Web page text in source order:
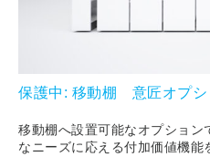
保護中: 移動棚 意匠オプシ
移動棚へ設置可能なオプション
なニーズに応える付加価値機能